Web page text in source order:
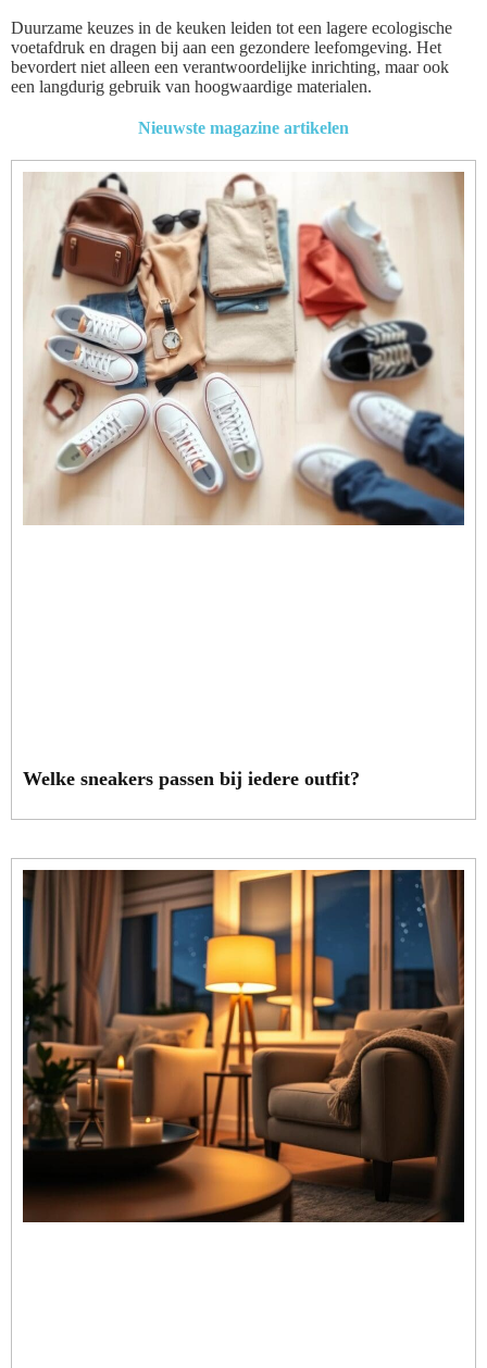
Duurzame keuzes in de keuken leiden tot een lagere ecologische
voetafdruk en dragen bij aan een gezondere leefomgeving. Het
bevordert niet alleen een verantwoordelijke inrichting, maar ook
een langdurig gebruik van hoogwaardige materialen.
Nieuwste magazine artikelen
Welke sneakers passen bij iedere outfit?